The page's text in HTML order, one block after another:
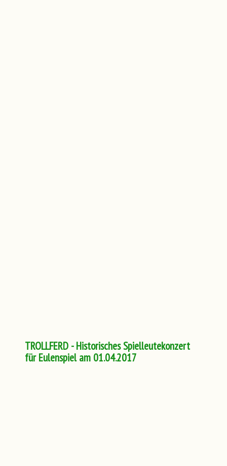
TROLLFERD - Historisches Spielleutekonzert
für Eulenspiel am 01.04.2017